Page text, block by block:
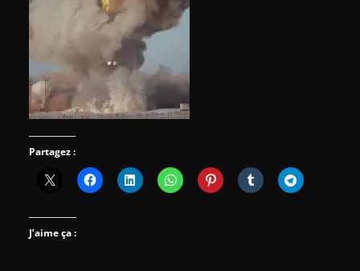
Partagez :
J’aime ça :